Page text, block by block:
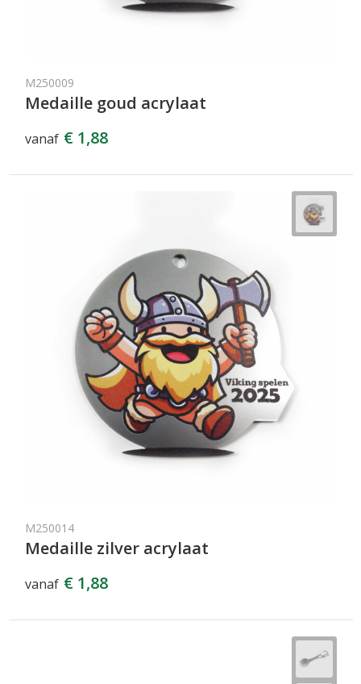
M250009
Medaille goud acrylaat
vanaf € 1,88
M250014
Medaille zilver acrylaat
vanaf € 1,88